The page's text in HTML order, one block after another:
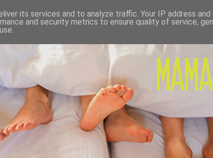
its services and to analyze traffic. Your IP address and
and security metrics to ensure quality of service,